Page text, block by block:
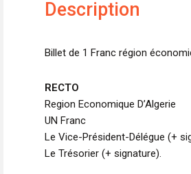
Description
Billet de 1 Franc région
RECTO
Region Economique D’Algerie
UN Franc
Le Vice-Président-Délégue (+
Le Trésorier (+ signature).